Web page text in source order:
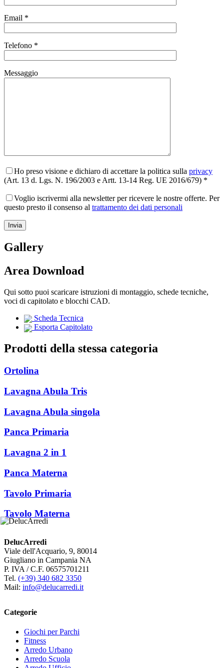
Email *
Telefono *
Messaggio
Ho preso visione e dichiaro di accettare la politica sulla privacy
(Art. 13 d. Lgs. N. 196/2003 e Artt. 13-14 Reg. UE 2016/679) *
Voglio iscrivermi alla newsletter per ricevere le nostre offerte. Per
questo presto il consenso al trattamento dei dati personali
Gallery
Area Download
Qui sotto puoi scaricare istruzioni di montaggio, schede tecniche,
voci di capitolato e blocchi CAD.
Scheda Tecnica
Esporta Capitolato
Prodotti della stessa categoria
Ortolina
Lavagna Abula Tris
Lavagna Abula singola
Panca Primaria
Lavagna 2 in 1
Panca Materna
Tavolo Primaria
Tavolo Materna
DelucArredi
Viale dell'Acquario, 9, 80014
Giugliano in Campania NA
P. IVA / C.F. 06575701211
Tel. (+39) 340 682 3350
Mail: info@delucarredi.it
Categorie
Giochi per Parchi
Fitness
Arredo Urbano
Arredo Scuola